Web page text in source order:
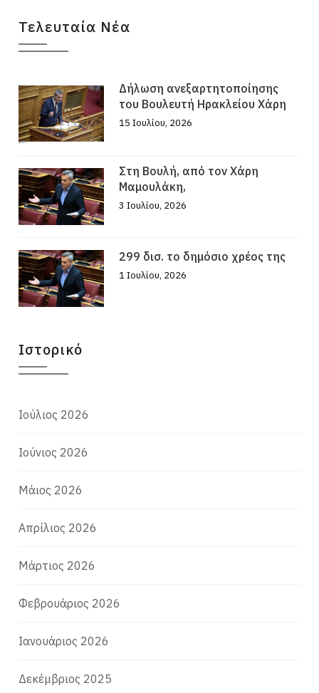
Τελευταία Νέα
Δήλωση ανεξαρτητοποίησης
του Βουλευτή Ηρακλείου Χάρη
15 Ιουλίου, 2026
Στη Βουλή, από τον Χάρη
Μαμουλάκη,
3 Ιουλίου, 2026
299 δισ. το δημόσιο χρέος της
1 Ιουλίου, 2026
Ιστορικό
Ιούλιος 2026
Ιούνιος 2026
Μάιος 2026
Απρίλιος 2026
Μάρτιος 2026
Φεβρουάριος 2026
Ιανουάριος 2026
Δεκέμβριος 2025